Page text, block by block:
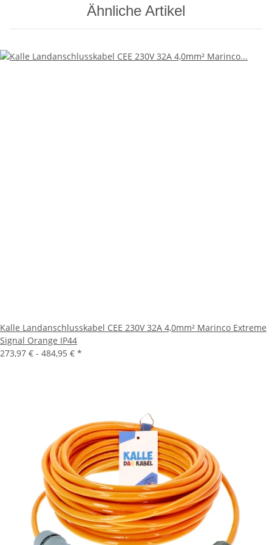
Ähnliche Artikel
Kalle Landanschlusskabel CEE 230V 32A 4,0mm² Marinco Extreme
Signal Orange IP44
273,97 € - 484,95 € *